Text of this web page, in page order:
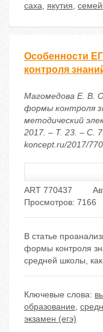
саха, якутия,
Особенности
контроля
Магомедова Е. В.
формы контроля
методический
2017. – Т. 23. – С.
koncept.ru/2017/
ART 770437
Просмотров: 7166
В статье
формы контроля
средней школы,
Ключевые слова:
образование,
экзамен (егэ)